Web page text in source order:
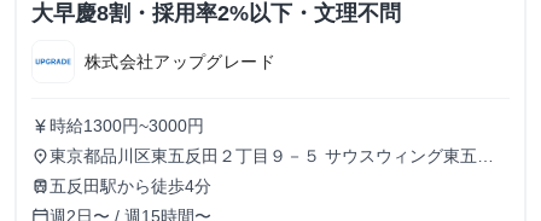
大早慶8割・採用率2%以下・文理不問
株式会社アップグレード
currency_yen 時給1300円~3000円
place東京都品川区東五反田２丁目９－５ サウスウィング東五反
田５階
train 五反田駅から徒歩4分
calendar_today週2日〜 / 週15時間〜